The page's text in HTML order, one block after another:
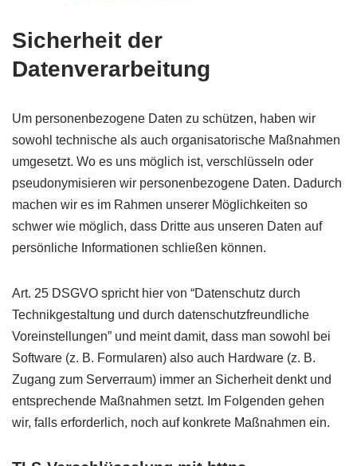
Sicherheit der
Datenverarbeitung
Um personenbezogene Daten zu schützen, haben wir
sowohl technische als auch organisatorische Maßnahmen
umgesetzt. Wo es uns möglich ist, verschlüsseln oder
pseudonymisieren wir personenbezogene Daten. Dadurch
machen wir es im Rahmen unserer Möglichkeiten so
schwer wie möglich, dass Dritte aus unseren Daten auf
persönliche Informationen schließen können.
Art. 25 DSGVO spricht hier von “Datenschutz durch
Technikgestaltung und durch datenschutzfreundliche
Voreinstellungen” und meint damit, dass man sowohl bei
Software (z. B. Formularen) also auch Hardware (z. B.
Zugang zum Serverraum) immer an Sicherheit denkt und
entsprechende Maßnahmen setzt. Im Folgenden gehen
wir, falls erforderlich, noch auf konkrete Maßnahmen ein.